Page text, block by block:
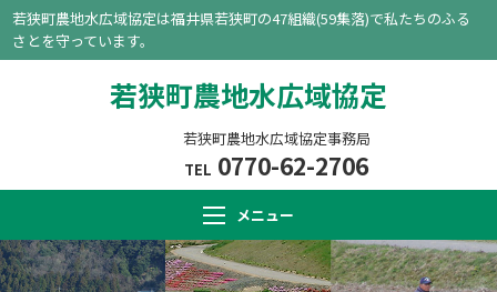
若狭町農地水広域協定は福井県若狭町の47組織(59集落)で私たちのふる
さとを守っています。
若狭町農地水広域協定
若狭町農地水広域協定事務局
TEL 0770-62-2706
メニュー